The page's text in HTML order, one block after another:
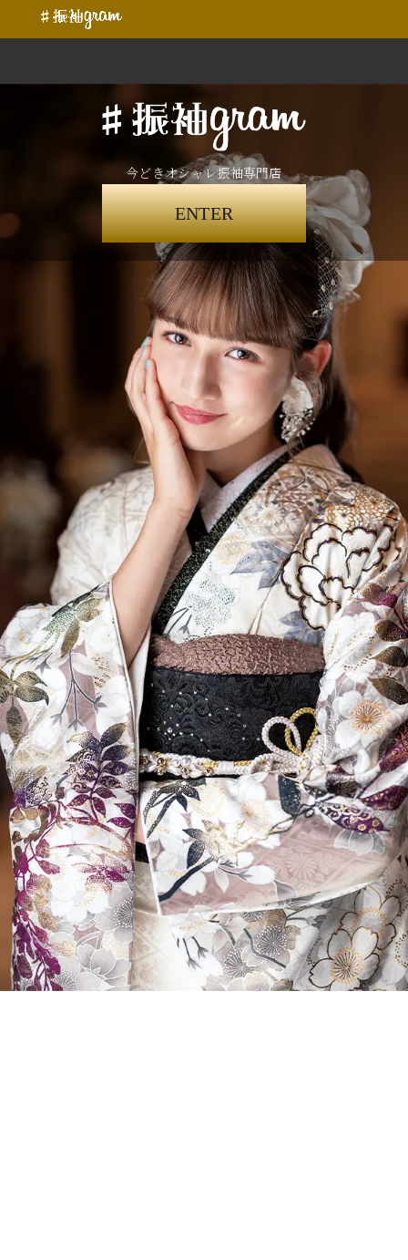
今どきオシャレ振袖専門店
ENTER